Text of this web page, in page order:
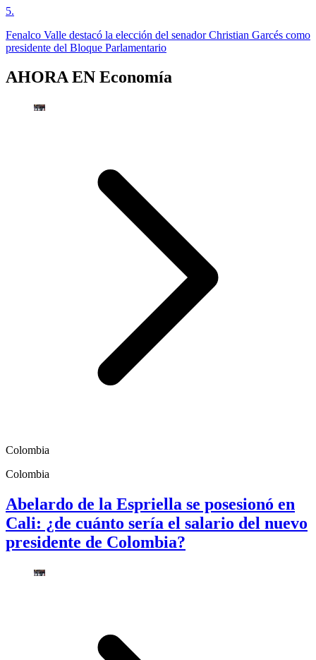
5.
Fenalco Valle destacó la elección del senador Christian Garcés como
presidente del Bloque Parlamentario
AHORA EN Economía
Colombia
Colombia
Abelardo de la Espriella se posesionó en
Cali: ¿de cuánto sería el salario del nuevo
presidente de Colombia?